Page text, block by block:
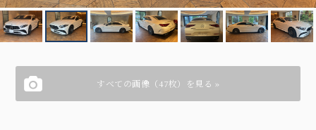
すべての画像（47枚）を見る »